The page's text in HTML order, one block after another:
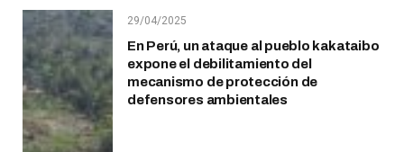
29/04/2025
En Perú, un ataque al pueblo kakataibo
expone el debilitamiento del
mecanismo de protección de
defensores ambientales